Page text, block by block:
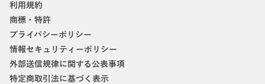
利用規約
商標・特許
プライバシーポリシー
情報セキュリティーポリシー
外部送信規律に関する公表事項
特定商取引法に基づく表示